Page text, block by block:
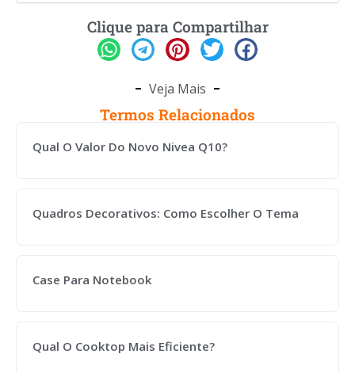
Clique para Compartilhar
Veja Mais
Termos Relacionados
Qual O Valor Do Novo Nivea Q10?
Quadros Decorativos: Como Escolher O Tema
Case Para Notebook
Qual O Cooktop Mais Eficiente?